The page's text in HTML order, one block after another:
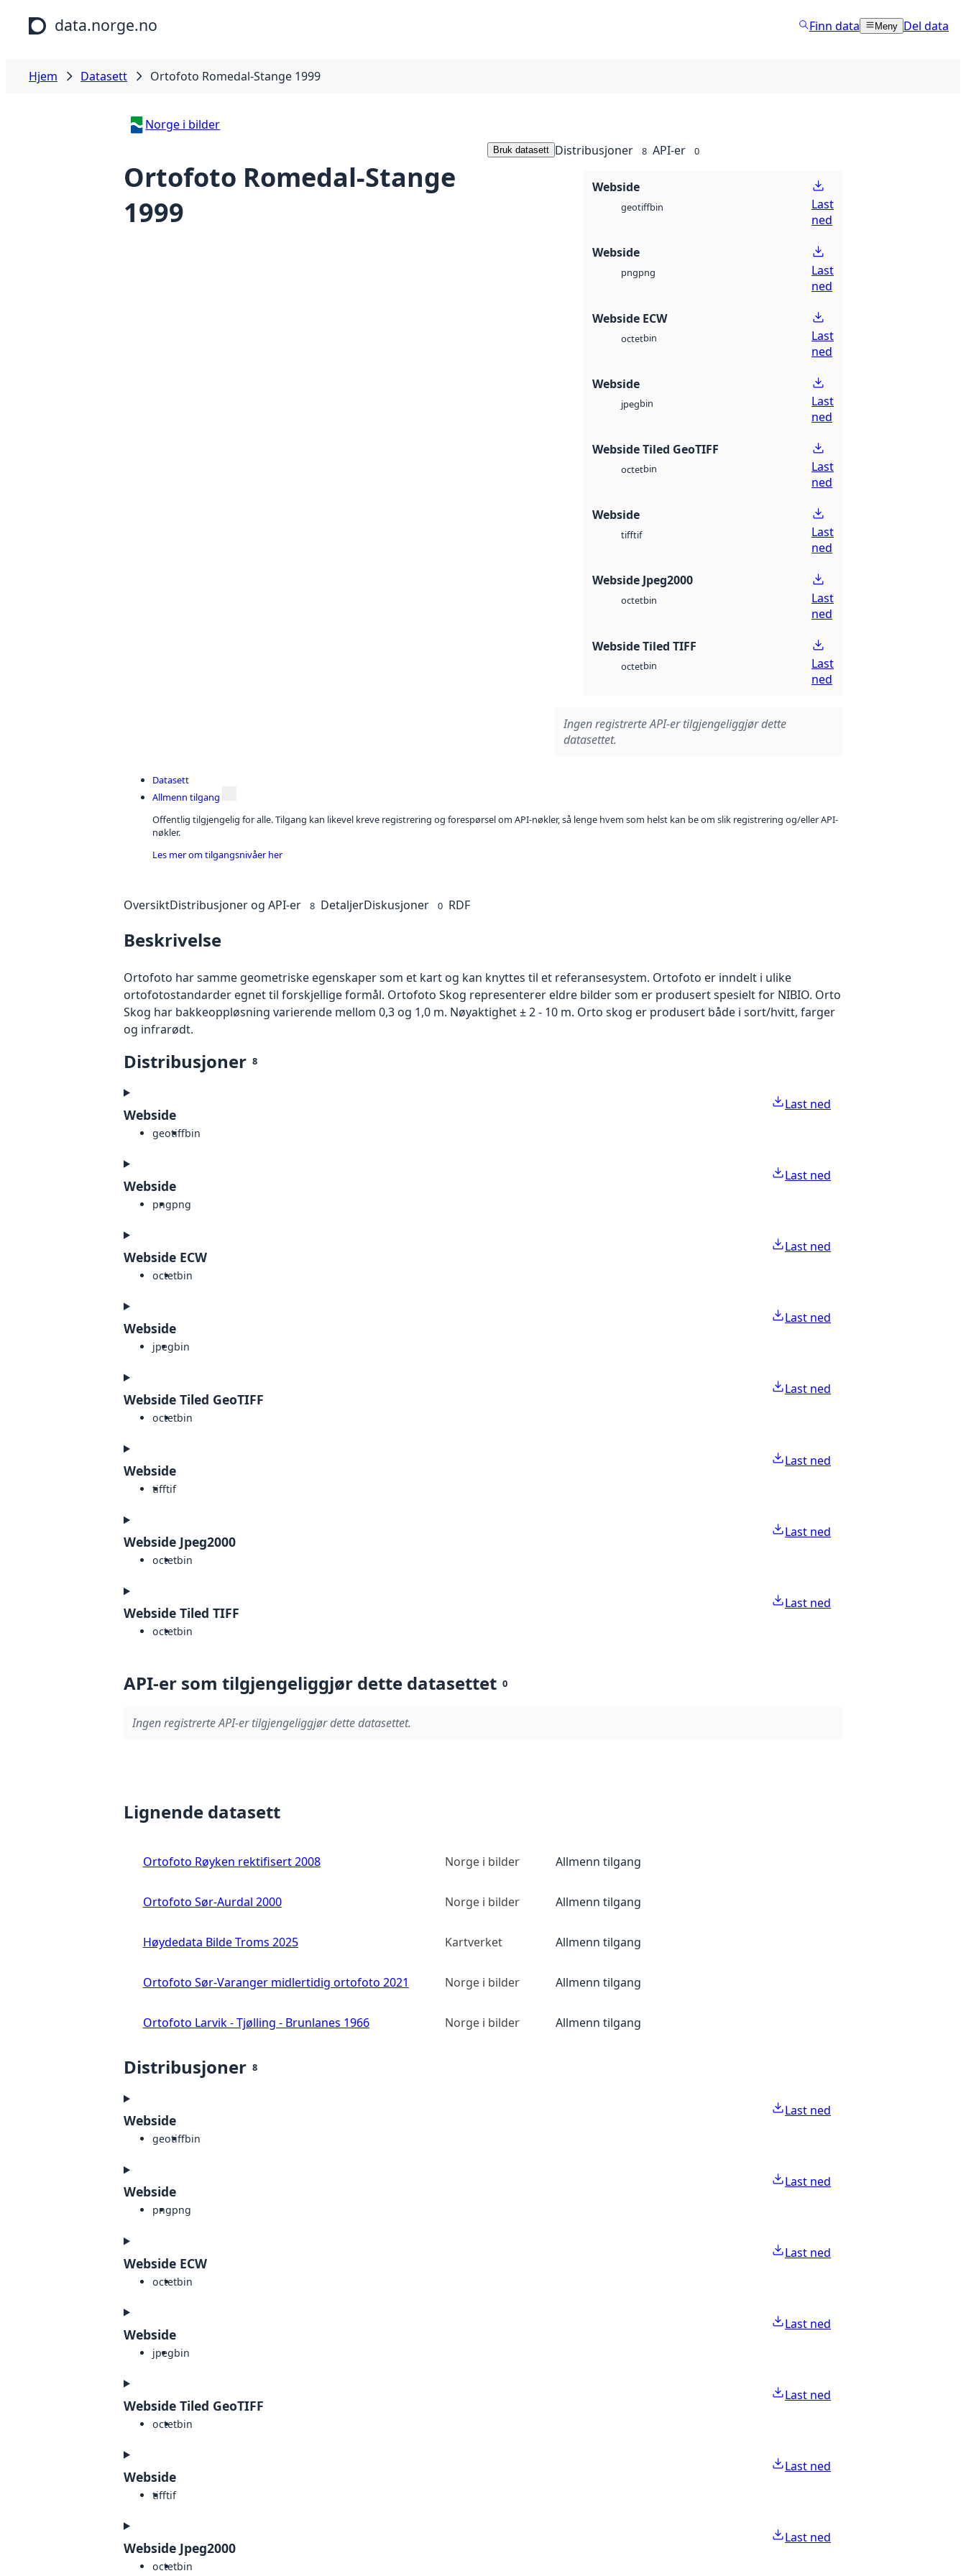
Hopp til hovedinnhold
data.norge.no Finn data Meny Del data
Hjem Datasett Ortofoto Romedal-Stange 1999
Norge i bilder
Ortofoto Romedal-Stange
1999
Bruk datasett Distribusjoner 8 API-er 0
Webside
geotiffbin
Last
ned
Webside
pngpng
Last
ned
Webside ECW
octetbin
Last
ned
Webside
jpegbin
Last
ned
Webside Tiled GeoTIFF
octetbin
Last
ned
Webside
tifftif
Last
ned
Webside Jpeg2000
octetbin
Last
ned
Webside Tiled TIFF
octetbin
Last
ned
Ingen registrerte API-er tilgjengeliggjør dette
datasettet.
Datasett
Allmenn tilgang
Offentlig tilgjengelig for alle. Tilgang kan likevel kreve registrering og forespørsel om API-nøkler, så lenge hvem som helst kan be om slik registrering og/eller API-
nøkler.
Les mer om tilgangsnivåer her
OversiktDistribusjoner og API-er 8 DetaljerDiskusjoner 0 RDF
Beskrivelse
Ortofoto har samme geometriske egenskaper som et kart og kan knyttes til et referansesystem. Ortofoto er inndelt i ulike
ortofotostandarder egnet til forskjellige formål. Ortofoto Skog representerer eldre bilder som er produsert spesielt for NIBIO. Orto
Skog har bakkeoppløsning varierende mellom 0,3 og 1,0 m. Nøyaktighet ± 2 - 10 m. Orto skog er produsert både i sort/hvitt, farger
og infrarødt.
Distribusjoner 8
Webside
geotiffbin
Last ned
Webside
pngpng
Last ned
Webside ECW
octetbin
Last ned
Webside
jpegbin
Last ned
Webside Tiled GeoTIFF
octetbin
Last ned
Webside
tifftif
Last ned
Webside Jpeg2000
octetbin
Last ned
Webside Tiled TIFF
octetbin
Last ned
API-er som tilgjengeliggjør dette datasettet 0
Ingen registrerte API-er tilgjengeliggjør dette datasettet.
Lignende datasett
Ortofoto Røyken rektifisert 2008 Norge i bilder Allmenn tilgang
Ortofoto Sør-Aurdal 2000 Norge i bilder Allmenn tilgang
Høydedata Bilde Troms 2025 Kartverket Allmenn tilgang
Ortofoto Sør-Varanger midlertidig ortofoto 2021 Norge i bilder Allmenn tilgang
Ortofoto Larvik - Tjølling - Brunlanes 1966 Norge i bilder Allmenn tilgang
Distribusjoner 8
Webside
geotiffbin
Last ned
Webside
pngpng
Last ned
Webside ECW
octetbin
Last ned
Webside
jpegbin
Last ned
Webside Tiled GeoTIFF
octetbin
Last ned
Webside
tifftif
Last ned
Webside Jpeg2000
octetbin
Last ned